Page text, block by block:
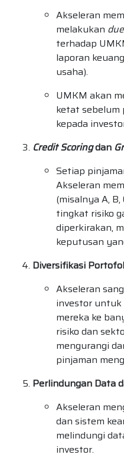
Akseleran
melakukan
terhadap
laporan
usaha).
UMKM akan
ketat
kepada
Credit Scoringdan
Setiap
Akseleran
(misalnya A, B,
tingkat risiko
diperkirakan,
keputusan
Diversifikasi
Akseleran
investor untuk
mereka ke
risiko dan
mengurangi
pinjaman
Perlindungan Data
Akseleran
dan sistem
melindungi
investor.